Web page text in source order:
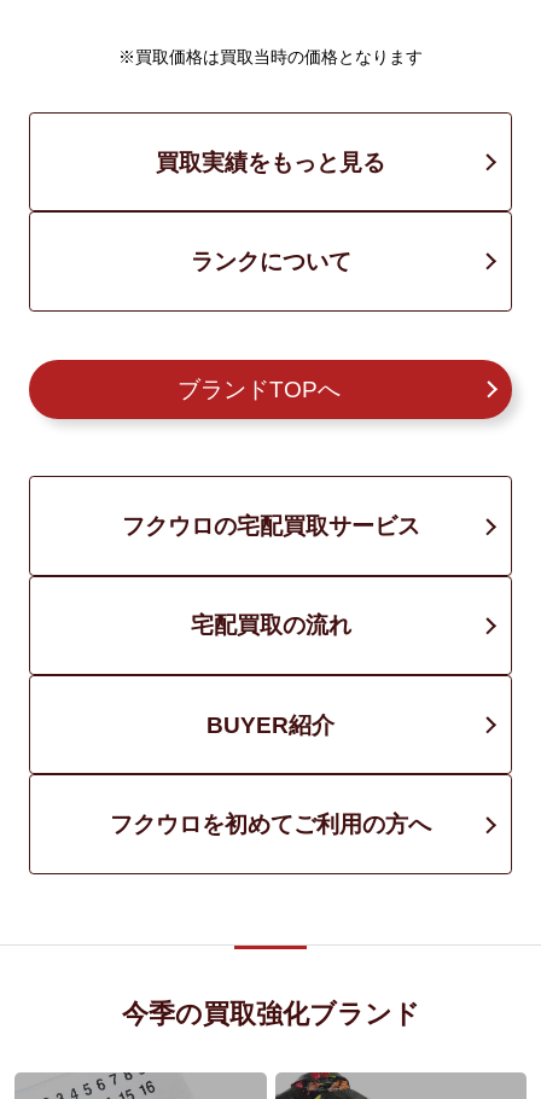
※買取価格は買取当時の価格となります
買取実績をもっと見る
ランクについて
ブランドTOPへ
フクウロの宅配買取サービス
宅配買取の流れ
BUYER紹介
フクウロを初めてご利用の方へ
今季の買取強化ブランド